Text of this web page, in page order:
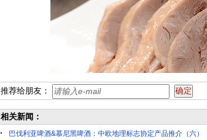
推荐给朋友：
相关新闻：
巴伐利亚啤酒&慕尼黑啤酒：中欧地理标志协定产品推介（六）